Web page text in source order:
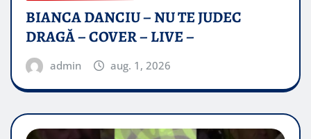
BIANCA DANCIU – NU TE JUDEC
DRAGĂ – COVER – LIVE –
admin aug. 1, 2026